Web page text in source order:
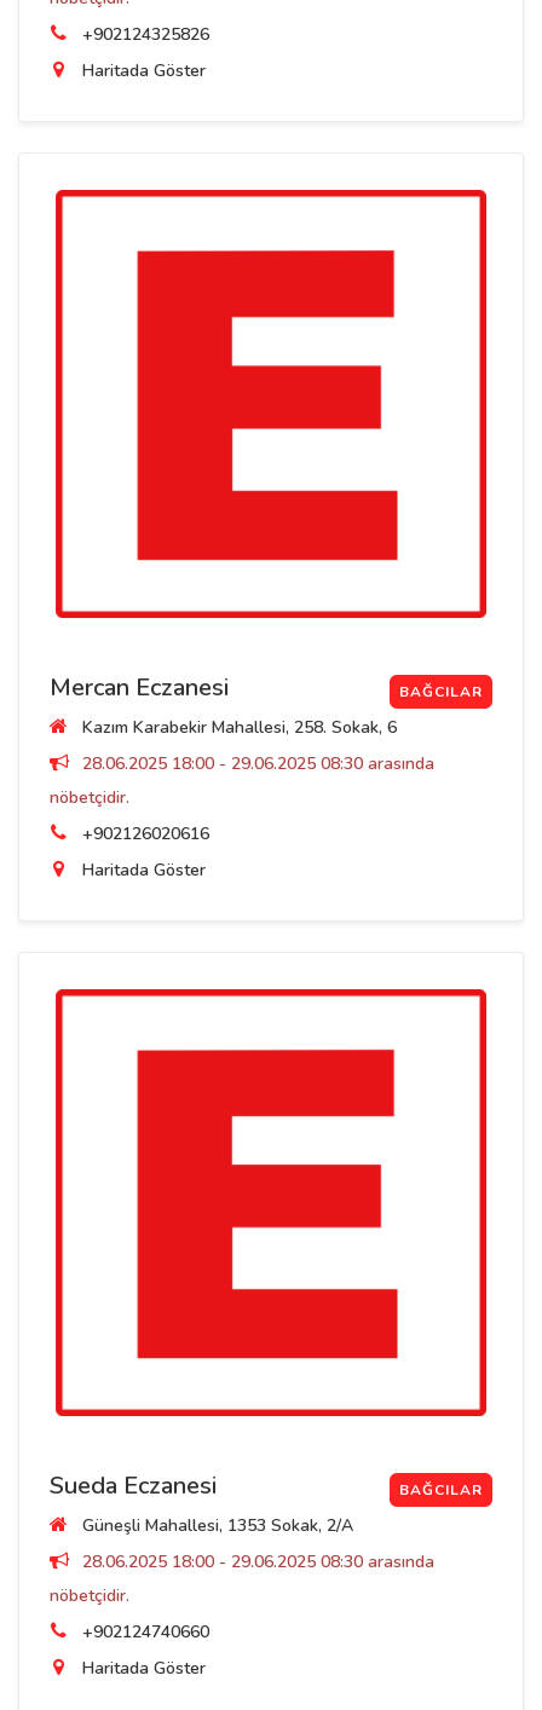
+902124325826
Haritada Göster
Mercan Eczanesi BAĞCILAR
Kazım Karabekir Mahallesi, 258. Sokak, 6
28.06.2025 18:00 - 29.06.2025 08:30 arasında
nöbetçidir.
+902126020616
Haritada Göster
Sueda Eczanesi BAĞCILAR
Güneşli Mahallesi, 1353 Sokak, 2/A
28.06.2025 18:00 - 29.06.2025 08:30 arasında
nöbetçidir.
+902124740660
Haritada Göster